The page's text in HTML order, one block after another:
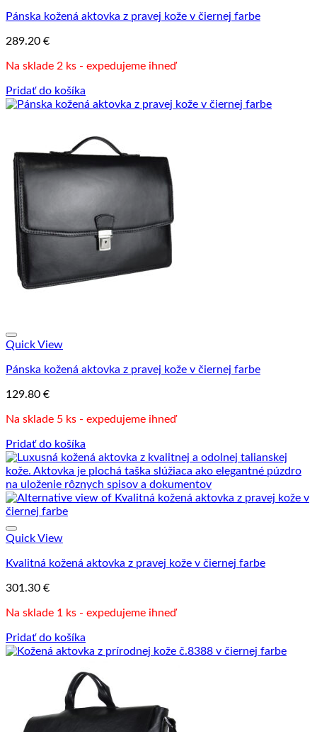
Pánska kožená aktovka z pravej kože v čiernej farbe
289.20 €
Na sklade 2 ks - expedujeme ihneď
Pridať do košíka
Quick View
Pánska kožená aktovka z pravej kože v čiernej farbe
129.80 €
Na sklade 5 ks - expedujeme ihneď
Pridať do košíka
Quick View
Kvalitná kožená aktovka z pravej kože v čiernej farbe
301.30 €
Na sklade 1 ks - expedujeme ihneď
Pridať do košíka